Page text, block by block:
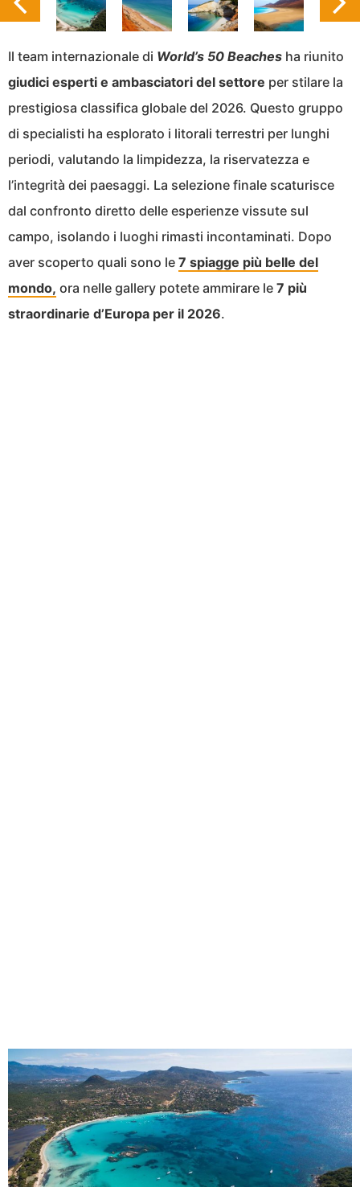
Il team internazionale di World’s 50 Beaches ha riunito
giudici esperti e ambasciatori del settore per stilare la
prestigiosa classifica globale del 2026. Questo gruppo
di specialisti ha esplorato i litorali terrestri per lunghi
periodi, valutando la limpidezza, la riservatezza e
l’integrità dei paesaggi. La selezione finale scaturisce
dal confronto diretto delle esperienze vissute sul
campo, isolando i luoghi rimasti incontaminati. Dopo
aver scoperto quali sono le 7 spiagge più belle del
mondo, ora nelle gallery potete ammirare le 7 più
straordinarie d’Europa per il 2026.